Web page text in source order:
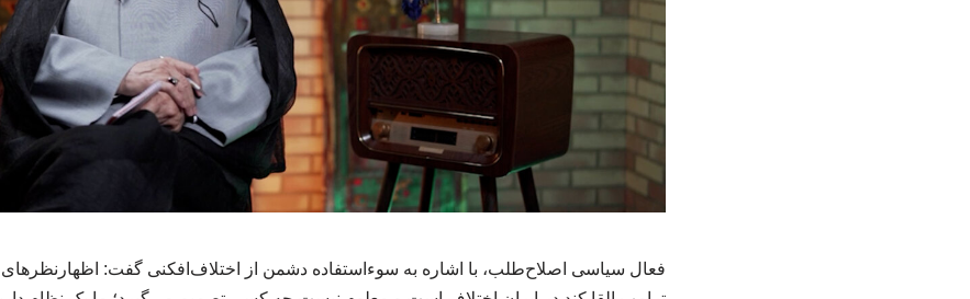
فعال سیاسی اصلاح‌طلب، با اشاره به سوءاستفاده دشمن از اختلاف‌افکنی گفت: